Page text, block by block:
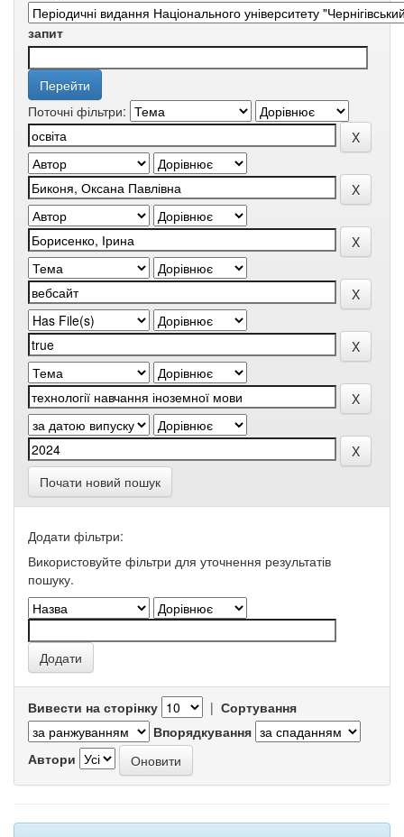
запит
Поточні фільтри:
Почати новий пошук
Додати фільтри:
Використовуйте фільтри для уточнення результатів
пошуку.
Вивести на сторінку | Сортування
Впорядкування
Автори